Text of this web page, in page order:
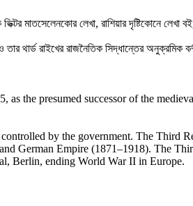
ভিক্টর মাতসেলেনকোর লেখা, রাশিয়ার দৃষ্টিকোনে
থার্ড রাইখের রাজনৈতিক সিদ্ধান্তের অনুক্রমিক
the presumed successor of the
by the government. The
German Empire (1871–1918). The
Berlin, ending World War II in Europe.